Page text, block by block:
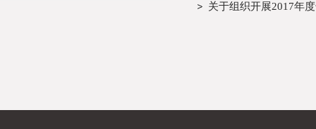
关于组织开展2017年